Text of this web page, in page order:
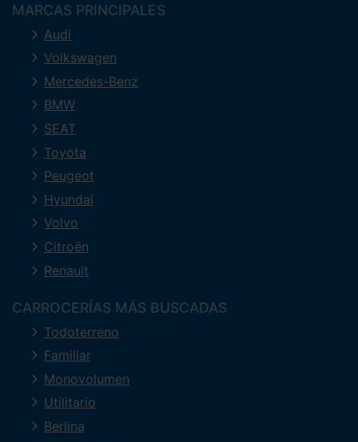
MARCAS PRINCIPALES
Audi
Volkswagen
Mercedes-Benz
BMW
SEAT
Toyota
Peugeot
Hyundai
Volvo
Citroën
Renault
CARROCERÍAS MÁS BUSCADAS
Todoterreno
Familiar
Monovolumen
Utilitario
Berlina